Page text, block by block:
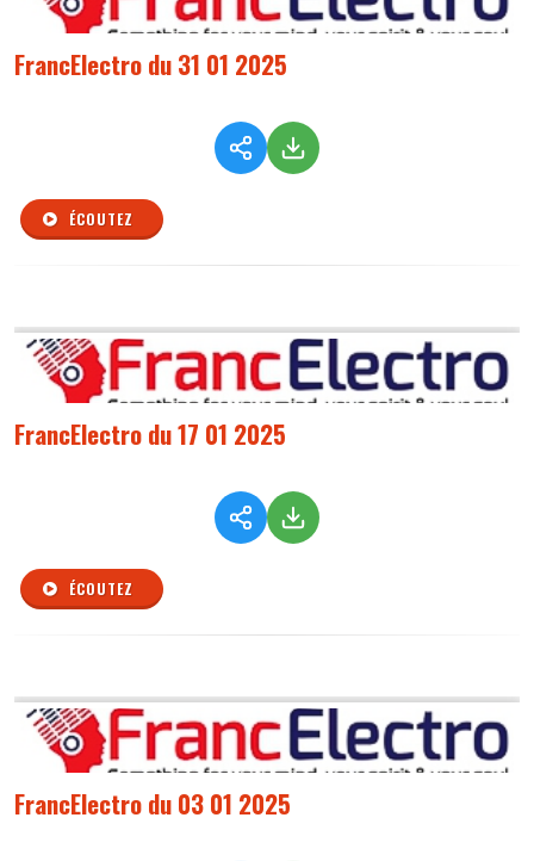
FrancElectro du 31 01 2025
ÉCOUTEZ
FrancElectro du 17 01 2025
ÉCOUTEZ
FrancElectro du 03 01 2025